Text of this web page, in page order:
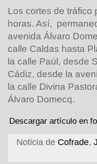
Los cortes de tráfico
horas. Así,
avenida Álvaro
calle Caldas hasta
la calle Paúl, desde
Cádiz, desde la
la calle Divina
Álvaro Domecq.
Descargar artículo en
Noticia de Cofrade,